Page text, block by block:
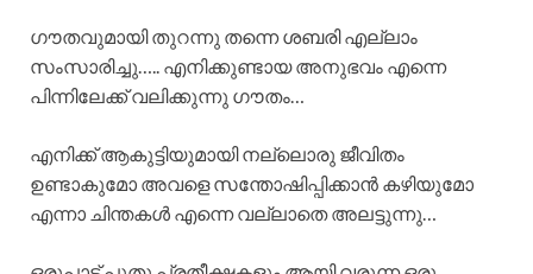
ഗൗതവുമായി തുറന്നു തന്നെ ശബരി എല്ലാം
സംസാരിച്ചു….. എനിക്കുണ്ടായ അനുഭവം എന്നെ
പിന്നിലേക്ക് വലിക്കുന്നു ഗൗതം…
എനിക്ക് ആകുട്ടിയുമായി നല്ലൊരു ജീവിതം
ഉണ്ടാകുമോ അവളെ സന്തോഷിപ്പിക്കാൻ കഴിയുമോ
എന്നാ ചിന്തകൾ എന്നെ വല്ലാതെ അലട്ടുന്നു…